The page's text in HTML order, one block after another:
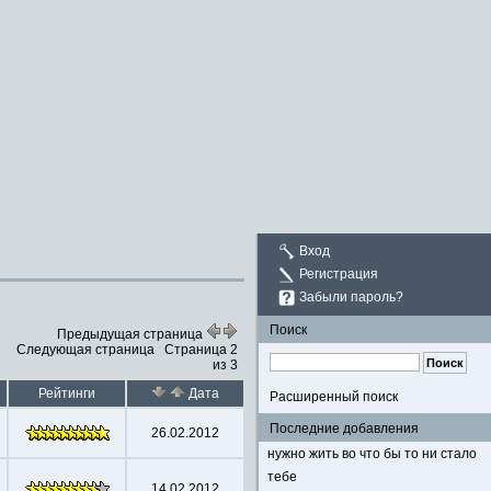
Вход
Регистрация
Забыли пароль?
Поиск
Расширенный поиск
Последние добавления
нужно жить во что бы то ни стало
тебе
Предыдущая страница
Следующая страница Страница 2
из 3
Рейтинги Дата
26.02.2012